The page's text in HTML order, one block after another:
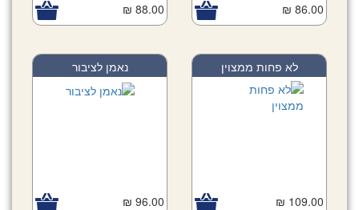
86.00 ₪
88.00 ₪
לא פחות ממצוין
109.00 ₪
נאמן לציבור
96.00 ₪